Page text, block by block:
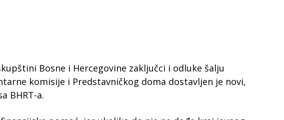
Bosne i Hercegovine zaključci i odluke šalju
komisije i Predstavničkog doma dostavljen je novi,
BHRT-a.